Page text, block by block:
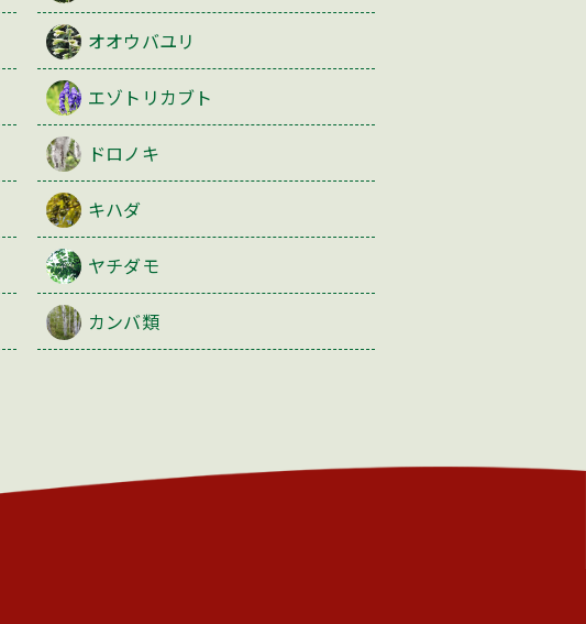
オオウバユリ
エゾトリカブト
ドロノキ
キハダ
ヤチダモ
カンバ類